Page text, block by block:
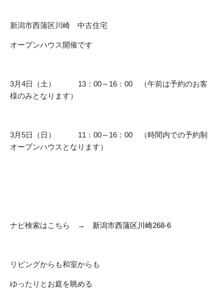
新潟市西蒲区川崎 中古住宅
オープンハウス開催です
3月4日（土） 13：00～16：00 （午前は予約のお客
様のみとなります）
3月5日（日） 11：00～16：00 （時間内での予約制
オープンハウスとなります）
ナビ検索はこちら → 新潟市西蒲区川崎268-6
リビングからも和室からも
ゆったりとお庭を眺める